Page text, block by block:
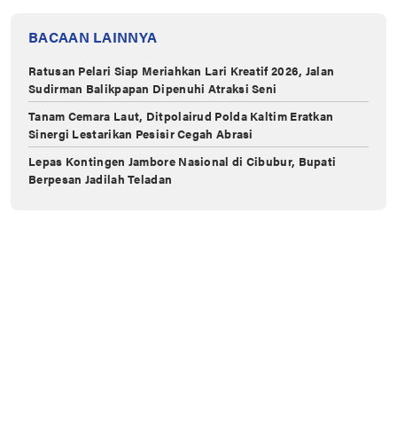
BACAAN LAINNYA
Ratusan Pelari Siap Meriahkan Lari Kreatif 2026, Jalan
Sudirman Balikpapan Dipenuhi Atraksi Seni
Tanam Cemara Laut, Ditpolairud Polda Kaltim Eratkan
Sinergi Lestarikan Pesisir Cegah Abrasi
Lepas Kontingen Jambore Nasional di Cibubur, Bupati
Berpesan Jadilah Teladan